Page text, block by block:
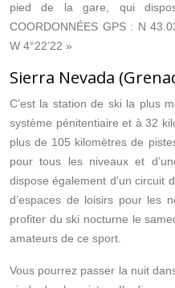
pied de la gare, qui
COORDONNÉES GPS : N
W 4°22’22 »
Sierra Nevada
C’est la station de ski la plus
système pénitentiaire et à 32
plus de 105 kilomètres de
pour tous les niveaux et
dispose également d’un circuit
d’espaces de loisirs pour les
profiter du ski nocturne le
amateurs de ce sport.
Vous pourrez passer la nuit